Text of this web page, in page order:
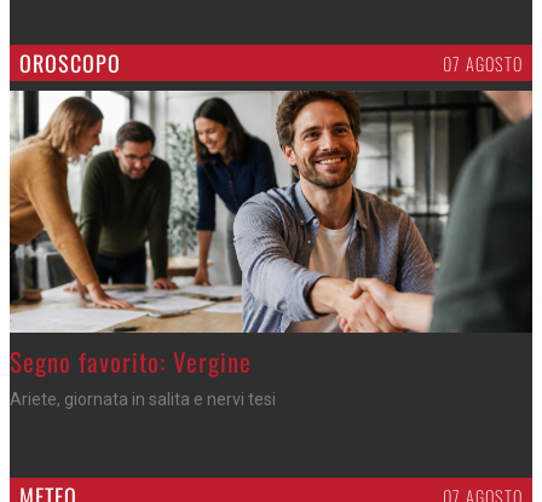
OROSCOPO 07 AGOSTO
>
Segno favorito: Vergine
Ariete, giornata in salita e nervi tesi